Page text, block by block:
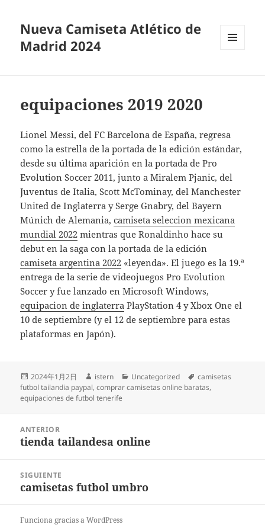
Nueva Camiseta Atlético de
Madrid 2024
equipaciones 2019 2020
Lionel Messi, del FC Barcelona de España, regresa
como la estrella de la portada de la edición estándar,
desde su última aparición en la portada de Pro
Evolution Soccer 2011, junto a Miralem Pjanic, del
Juventus de Italia, Scott McTominay, del Manchester
United de Inglaterra y Serge Gnabry, del Bayern
Múnich de Alemania,camiseta seleccion mexicana
mundial 2022 mientras que Ronaldinho hace su
debut en la saga con la portada de la edición
camiseta argentina 2022 «leyenda». El juego es la 19.ª
entrega de la serie de videojuegos Pro Evolution
Soccer y fue lanzado en Microsoft Windows,
equipacion de inglaterra PlayStation 4 y Xbox One el
10 de septiembre (y el 12 de septiembre para estas
plataformas en Japón).
Publicado
el
2024年1月2日 Autor
istern Categorías
Uncategorized Etiquetas
camisetas
futbol tailandia paypal,comprar camisetas online baratas,
equipaciones de futbol tenerife
entradas
ANTERIOR
Entrada
tienda tailandesa online
SIGUIENTE
Entrada
camisetas futbol umbro
Funciona gracias a WordPress